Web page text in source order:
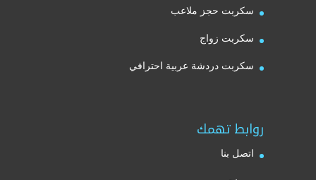
سكربت حجز ملاعب
سكربت زواج
سكربت دردشة عربية احترافي
روابط تهمك
اتصل بنا